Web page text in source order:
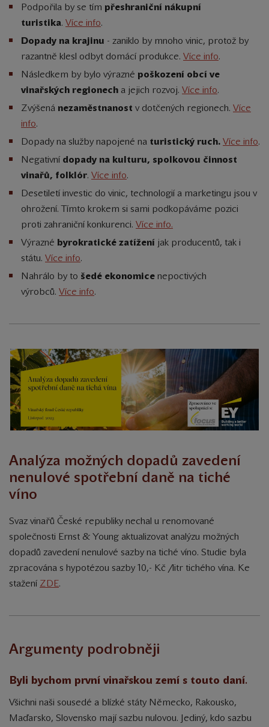
Podpořila by se tím přeshraniční nákupní
turistika. Více info.
Dopady na krajinu - zaniklo by mnoho vinic, protož by
razantně klesl odbyt domácí produkce. Více info.
Následkem by bylo výrazné poškození obcí ve
vinařských regionech a jejich rozvoj. Více info.
Zvýšená nezaměstnanost v dotčených regionech. Více
info.
Dopady na služby napojené na turistický ruch. Více info.
Negativní dopady na kulturu, spolkovou činnost
vinařů, folklór. Více info.
Desetiletí investic do vinic, technologií a marketingu jsou v
ohrožení. Tímto krokem si sami podkopáváme pozici
proti zahraniční konkurenci. Více info.
Výrazné byrokratické zatížení jak producentů, tak i
státu. Více info.
Nahrálo by to šedé ekonomice nepoctivých
výrobců. Více info.
Analýza možných dopadů zavedení
nenulové spotřební daně na tiché
víno
Svaz vinařů České republiky nechal u renomované
společnosti Ernst & Young aktualizovat analýzu možných
dopadů zavedení nenulové sazby na tiché víno. Studie byla
zpracována s hypotézou sazby 10,- Kč /litr tichého vína. Ke
stažení ZDE.
Argumenty podrobněji
Byli bychom první vinařskou zemí s touto daní.
Všichni naši sousedé a blízké státy Německo, Rakousko,
Maďarsko, Slovensko mají sazbu nulovou. Jediný, kdo sazbu